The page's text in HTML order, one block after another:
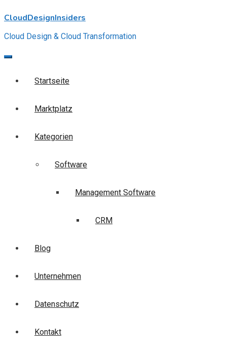
to
CloudDesignInsiders
Cloud Design & Cloud Transformation
Startseite
Marktplatz
Kategorien
Software
Management Software
CRM
Blog
Unternehmen
Datenschutz
Kontakt